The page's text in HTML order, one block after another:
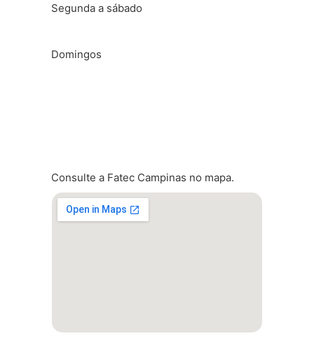
Segunda a sábado
Domingos
Consulte a Fatec Campinas no mapa.